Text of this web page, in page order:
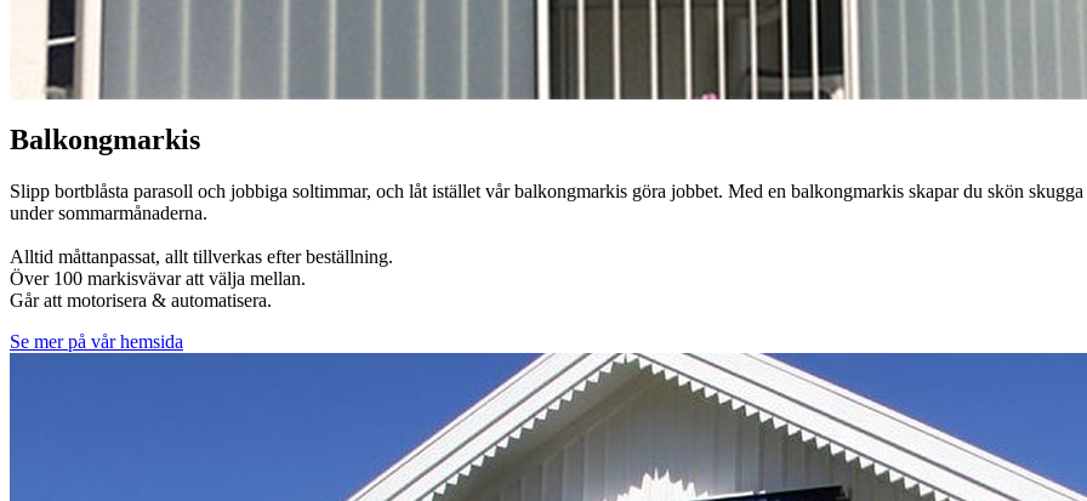
Balkongmarkis
Slipp bortblåsta parasoll och jobbiga soltimmar, och låt istället vår balkongmarkis göra jobbet. Med en balkongmarkis skapar du skön
under sommarmånaderna.
Alltid måttanpassat, allt tillverkas efter beställning.
Över 100 markisvävar att välja mellan.
Går att motorisera & automatisera.
Se mer på vår hemsida